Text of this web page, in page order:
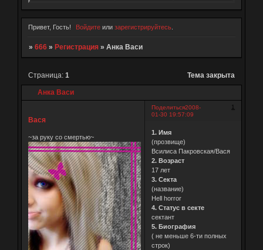
Привет, Гость! Войдите илизарегистрируйтесь
» 666 » Регистрация » Анка Васи
Анка Васи
Страница: 1 Тема закрыта
Поделиться 1
2008-
01-30 19:57:09
Вася
~за руку со смертью~
1. Имя
(прозвище)
Всилиса Пакровская/Вася
2. Возраст
17 лет
3. Секта
(название)
Hell horror
4. Статус в секте
сектант
5. Биография
( не меньше 6-ти полных
строк)